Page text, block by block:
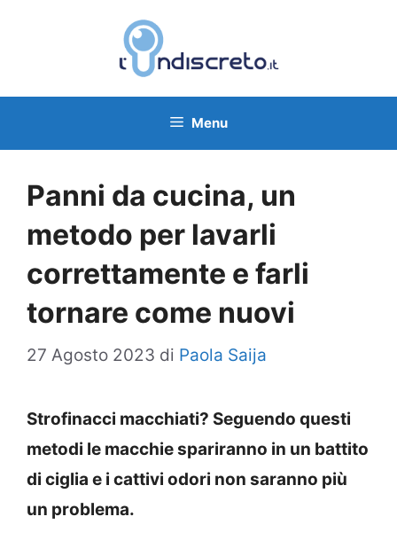
Menu
Panni da cucina, un
metodo per lavarli
correttamente e farli
tornare come nuovi
27 Agosto 2023 di Paola Saija
Strofinacci macchiati? Seguendo questi
metodi le macchie spariranno in un battito
di ciglia e i cattivi odori non saranno più
un problema.